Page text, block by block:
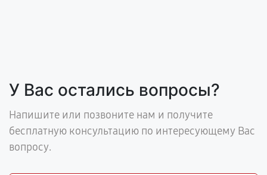
У Вас остались вопросы?
Напишите или позвоните нам и получите
бесплатную консультацию по интересующему Вас
вопросу.